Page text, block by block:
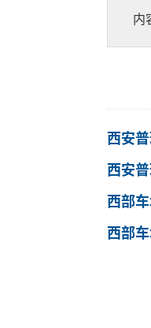
内
西安
西安
西部
西部